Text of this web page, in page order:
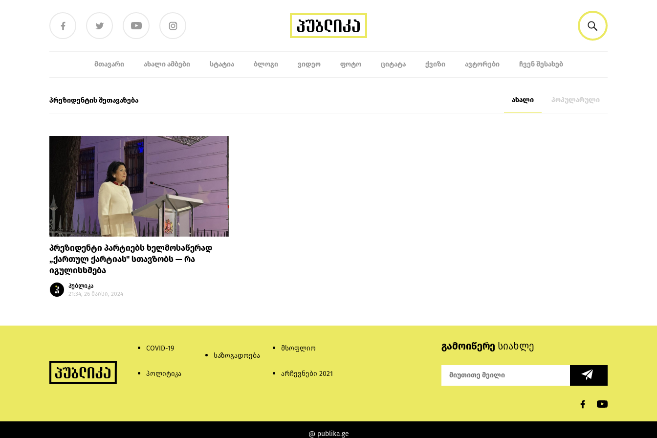
ᲛᲗᲐᲕᲐᲠᲘ ᲐᲮᲐᲚᲘ ᲐᲛᲑᲔᲑᲘ ᲡᲢᲐᲢᲘᲐ ᲑᲚᲝᲒᲘ ᲕᲘᲓᲔᲝ ᲤᲝᲢᲝ ᲪᲘᲢᲐᲢᲐ ᲥᲕᲘᲖᲘ ᲐᲕᲢᲝᲠᲔᲑᲘ ᲩᲕᲔᲜ ᲨᲔᲡᲐᲮᲔᲑ
პრეზიდენტის შეთავაზება ახალი პოპულარული
პრეზიდენტი პარტიებს ხელმოსაწერად
„ქართულ ქარტიას" სთავზობს — რა
იგულისხმება
პუბლიკა
21:34, 26 მაისი, 2024
COVID-19
პოლიტიკა
საზოგადოება
მსოფლიო
არჩევნები 2021
გამოიწერე სიახლე
@ publika.ge